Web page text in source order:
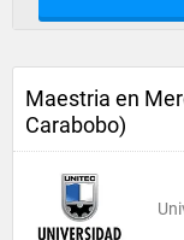
Maestria en
Carabobo)